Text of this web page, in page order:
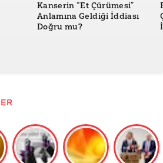
Kanserin “Et Çürümesi”
Anlamına Geldiği İddiası
Doğru mu?